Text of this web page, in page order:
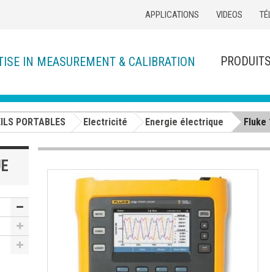
APPLICATIONS VIDEOS
IN MEASUREMENT & CALIBRATION PRODUITS
PORTABLES Electricité Energie électrique Fluke